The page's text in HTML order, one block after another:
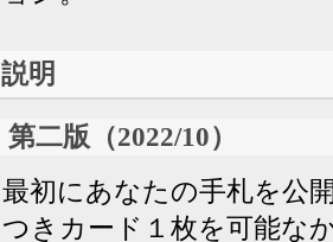
説明
第二版（2022/10）
最初にあなたの手札を公
つきカード１枚を可能な